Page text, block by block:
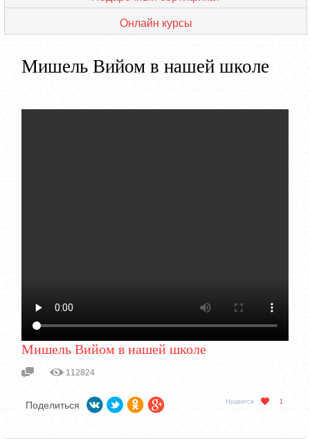
Онлайн курсы
Мишель Вийом в нашей школе
Мишель Вийом в нашей школе
112824
Поделиться Нравится 1